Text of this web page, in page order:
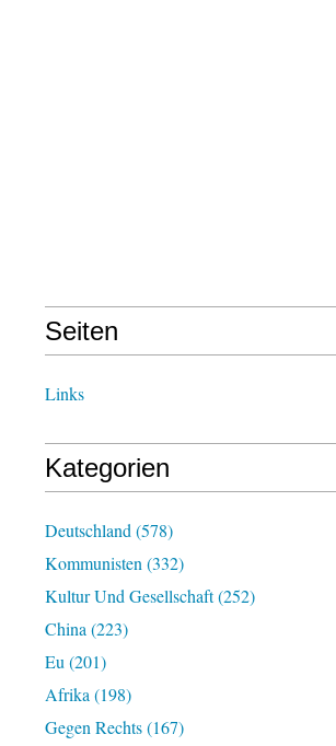
Seiten
Links
Kategorien
Deutschland (578)
Kommunisten (332)
Kultur Und Gesellschaft(252)
China (223)
Eu (201)
Afrika (198)
Gegen Rechts(167)